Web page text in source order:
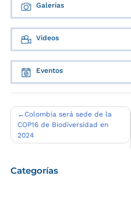
Galerías
Videos
Eventos
Navegación
de
entradas
Colombia será sede de la
COP16 de Biodiversidad en
2024
Categorías